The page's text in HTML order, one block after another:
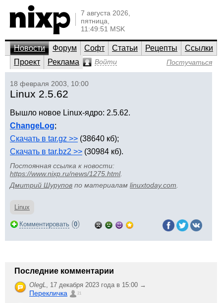
7 августа 2026,
пятница,
11:49:51 MSK
Новости Форум Софт Статьи Рецепты
Ссылки
Проект
Реклама Войти Постучаться
18 февраля 2003, 10:00
Linux 2.5.62
Вышло новое Linux-ядро: 2.5.62.
ChangeLog;
Скачать в tar.gz >> (38640 кб);
Скачать в tar.bz2 >> (30984 кб).
Постоянная ссылка к новости:
https://www.nixp.ru/news/1275.html.
Дмитрий Шурупов по материалам linuxtoday.com
Linux
Комментировать (0)
Последние комментарии
OlegL, 17 декабря 2023 года в 15:00 →
Перекличка 21